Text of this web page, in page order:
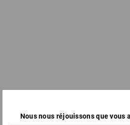
Nous nous réjouissons que vous